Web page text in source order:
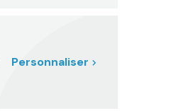
Personnaliser